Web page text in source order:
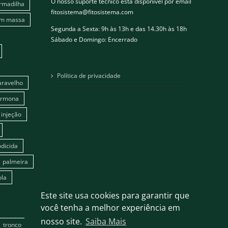
Este site usa cookies para garantir que
você tenha a melhor experiência em
nosso site. Saiba Mais
massa
injeção
palmeira
tronco
fitosistema@fitosistema.com
Segunda a Sexta: 9h às 13h e das 14.30h às 18h
Sábado e Domingo: Encerrado
Política de privacidade